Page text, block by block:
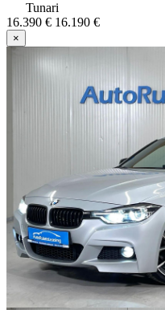
Tunari
16.390 € 16.190 €
×